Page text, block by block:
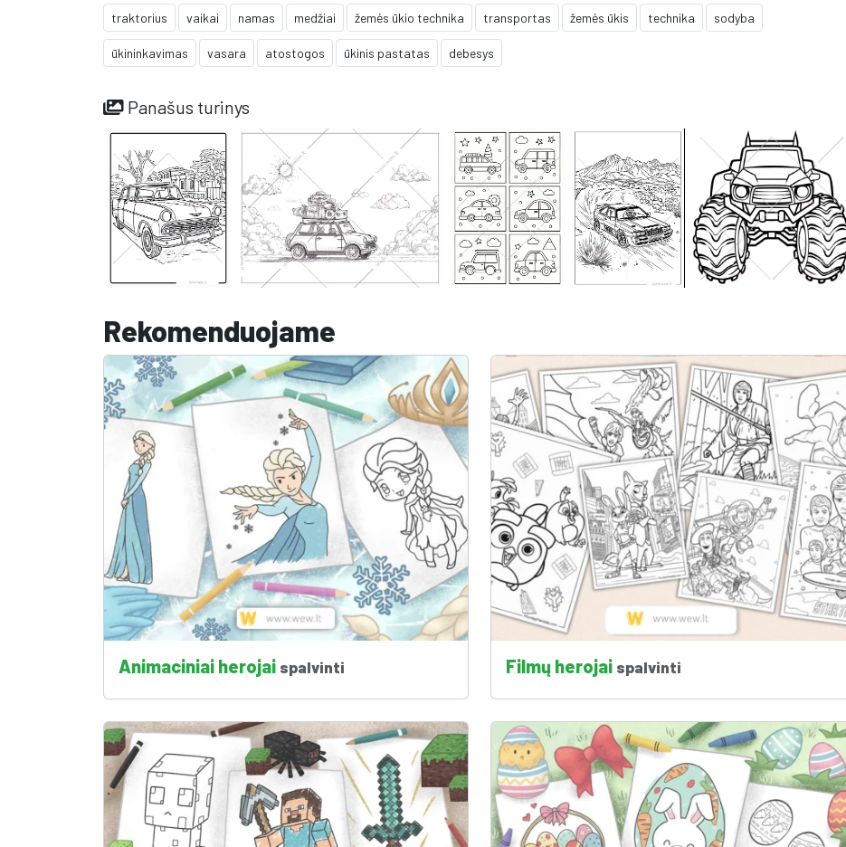
traktorius vaikai namas medžiai žemės ūkio technika transportas žemės ūkis technika sodyba
ūkininkavimas vasara atostogos ūkinis pastatas debesys
Panašus turinys
Rekomenduojame
Animaciniai herojai spalvinti Filmų herojai spalvinti